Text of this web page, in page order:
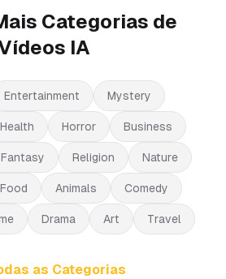
Categorias de
IA
Entertainment Mystery
Health Horror Business
Fantasy Religion Nature
Food Animals Comedy
Drama Art Travel
as Categorias